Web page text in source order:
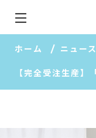
ホーム ニュース